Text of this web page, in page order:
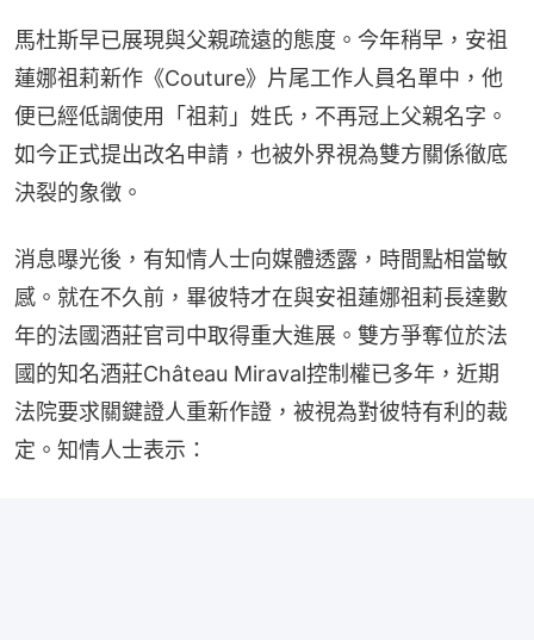
馬杜斯早已展現與父親疏遠的態度。今年稍早，安祖
蓮娜祖莉新作《Couture》片尾工作人員名單中，他
便已經低調使用「祖莉」姓氏，不再冠上父親名字。
如今正式提出改名申請，也被外界視為雙方關係徹底
決裂的象徵。
消息曝光後，有知情人士向媒體透露，時間點相當敏
感。就在不久前，畢彼特才在與安祖蓮娜祖莉長達數
年的法國酒莊官司中取得重大進展。雙方爭奪位於法
國的知名酒莊Château Miraval控制權已多年，近期
法院要求關鍵證人重新作證，被視為對彼特有利的裁
定。知情人士表示：